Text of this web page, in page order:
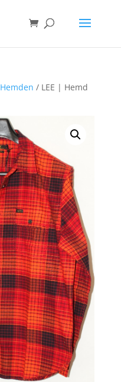
Hemden / LEE | Hemd